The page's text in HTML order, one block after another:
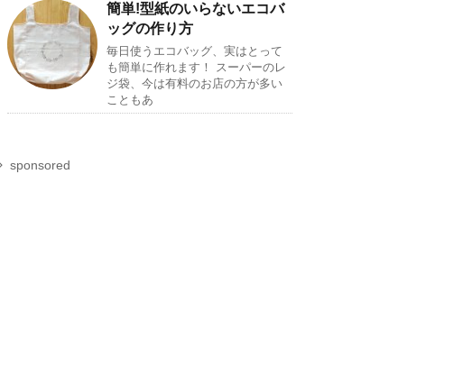
簡単!型紙のいらないエコバ
ッグの作り方
毎日使うエコバッグ、実はとって
も簡単に作れます！ スーパーのレ
ジ袋、今は有料のお店の方が多い
こともあ
sponsored